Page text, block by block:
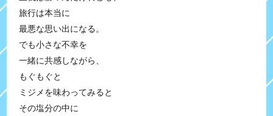
旅行は本当に
最悪な思い出になる。
でも小さな不幸を
一緒に共感しながら、
もぐもぐと
ミジメを味わってみると
その塩分の中に